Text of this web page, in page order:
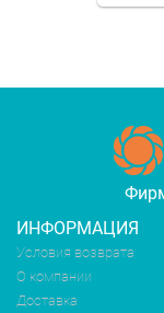
ИНФОРМАЦИЯ
Условия возврата
О компании
Доставка